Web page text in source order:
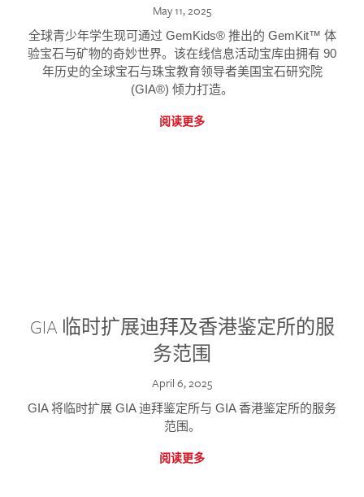
May 11, 2025
全球青少年学生现可通过 GemKids® 推出的 GemKit™ 体
验宝石与矿物的奇妙世界。该在线信息活动宝库由拥有 90
年历史的全球宝石与珠宝教育领导者美国宝石研究院
(GIA®) 倾力打造。
阅读更多
GIA 临时扩展迪拜及香港鉴定所的服
务范围
April 6, 2025
GIA 将临时扩展 GIA 迪拜鉴定所与 GIA 香港鉴定所的服务
范围。
阅读更多